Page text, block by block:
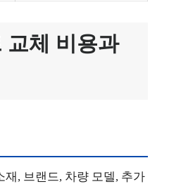
교체 비용과
, 브랜드, 차량 모델, 추가